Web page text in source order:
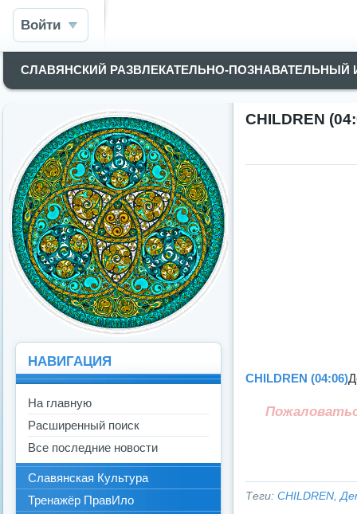
Войти
СЛАВЯНСКИЙ РАЗВЛЕКАТЕЛЬНО-
CHILDREN
CHILDREN (04:06)
Теги: CHILDREN,
НАВИГАЦИЯ
На главную
Расширенный поиск
Все последние новости
Славянская Культура
Тренажёр ПравИло